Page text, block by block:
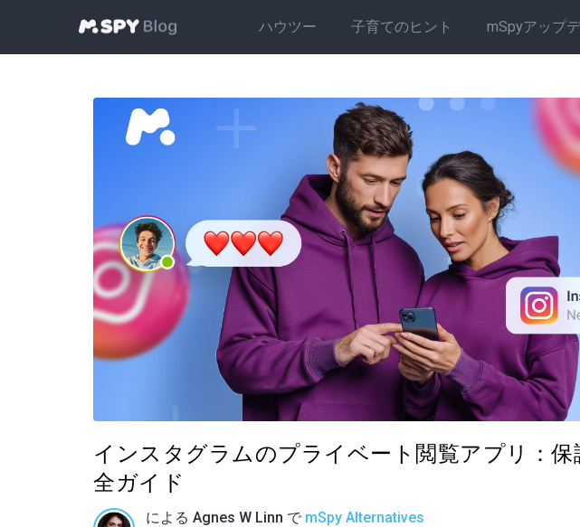
ハウツー 子育てのヒント mSpyアップ
インスタグラムのプライベート閲覧アプリ：
全ガイド
による Agnes W Linn で mSpy Alternatives